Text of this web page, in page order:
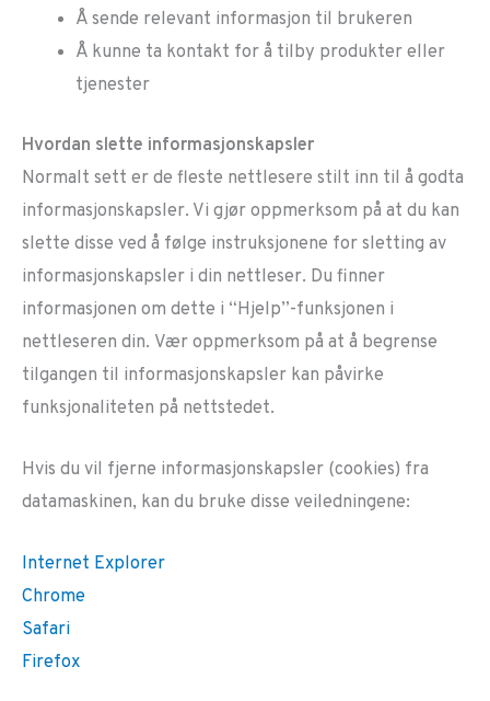
Å sende relevant informasjon til brukeren
Å kunne ta kontakt for å tilby produkter eller
tjenester
Hvordan slette informasjonskapsler
Normalt sett er de fleste nettlesere stilt inn til å godta
informasjonskapsler. Vi gjør oppmerksom på at du kan
slette disse ved å følge instruksjonene for sletting av
informasjonskapsler i din nettleser. Du finner
informasjonen om dette i “Hjelp”-funksjonen i
nettleseren din. Vær oppmerksom på at å begrense
tilgangen til informasjonskapsler kan påvirke
funksjonaliteten på nettstedet.
Hvis du vil fjerne informasjonskapsler (cookies) fra
datamaskinen, kan du bruke disse veiledningene:
Internet Explorer
Chrome
Safari
Firefox